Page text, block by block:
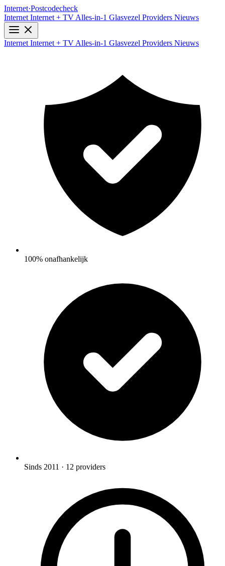
Internet·Postcodecheck
Internet Internet + TV Alles-in-1 Glasvezel Providers Nieuws
Internet Internet + TV Alles-in-1 Glasvezel Providers Nieuws
100% onafhankelijk
Sinds 2011 · 12 providers